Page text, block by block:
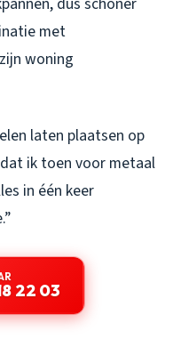
met
woning
laten plaatsen op
ik toen voor metaal
in één keer
22 03